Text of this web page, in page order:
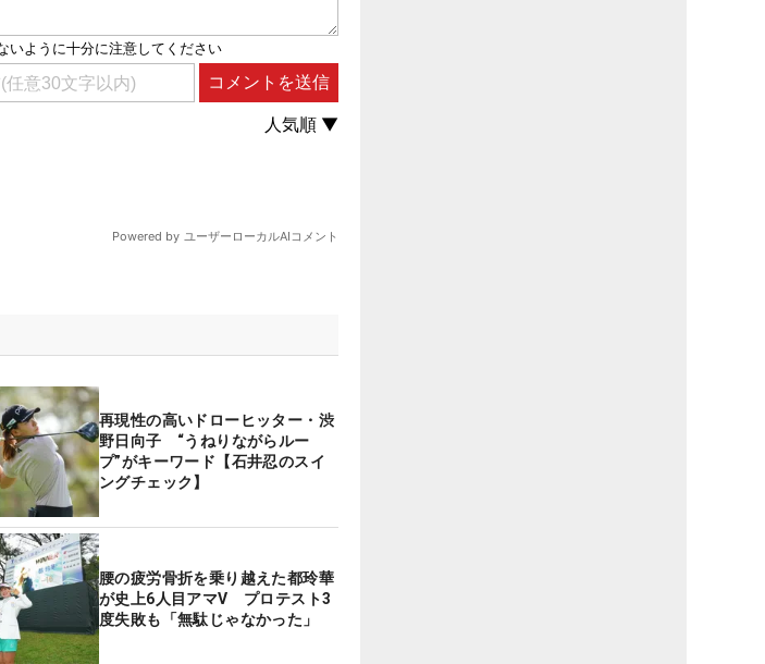
再現性の高いドローヒッター・渋
野日向子 “うねりながらルー
プ”がキーワード【石井忍のスイ
ングチェック】
腰の疲労骨折を乗り越えた都玲華
が史上6人目アマV プロテスト3
度失敗も「無駄じゃなかった」